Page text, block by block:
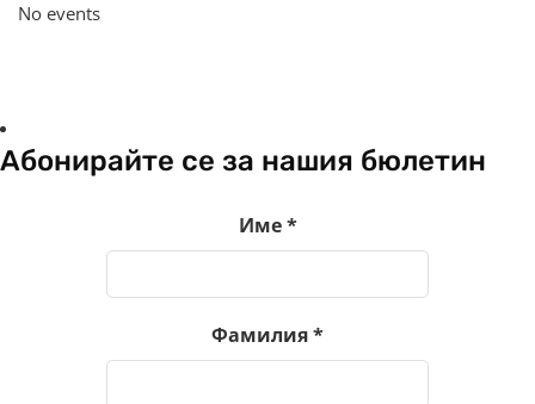
No events
Абонирайте се за нашия бюлетин
Име*
Фамилия*